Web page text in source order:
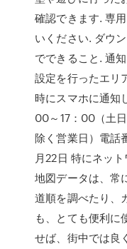
確認できます. 専
いください. ダウ
でできること. 通
設定を行ったエリ
時にスマホに通知
00～17：00（土
除く営業日）電話
月22日 特にネッ
地図データは、常
道順を調べたり、
も、とても便利に
せば、街中では良